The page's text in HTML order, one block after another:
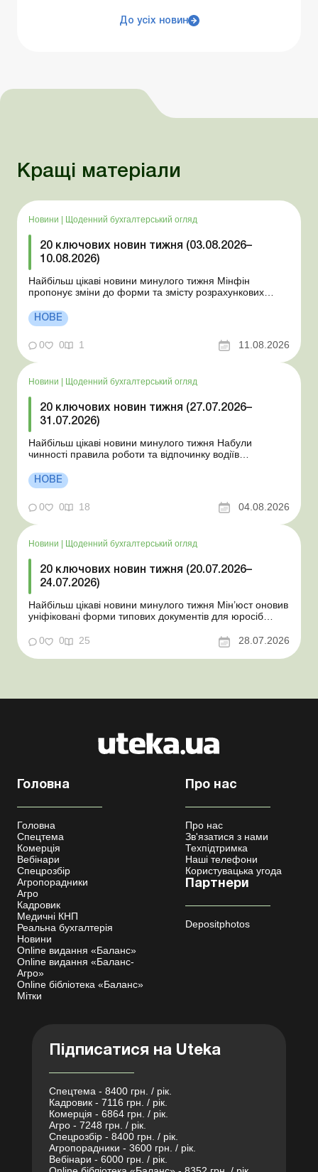
До усіх новин
Кращі матеріали
Новини | Щоденний бухгалтерський огляд
20 ключових новин тижня (03.08.2026–
10.08.2026)
Найбільш цікаві новини минулого тижня Мінфін
пропонує зміни до форми та змісту розрахункових
практичних ситуацій: лист від 10.07.2026 НБУ
унормовав порядок примусового списання коштів без
нової Об’є...
НОВЕ
0 0 1 11.08.2026
Новини Щоденний бухгалтерський огляд
20 ключових новин тижня (27.07.2026–
31.07.2026)
Найбільш цікаві новини минулого тижня Набули
чинності правила роботи та відпочинку водіїв
стан Для сільгосппідприємств і ФОП запроваджено нові
одноразові статистичні форми З 2 серпня змінюється
порядок зарахування окремих періодів роботи до стр...
НОВЕ
0 0 18 04.08.2026
Новини Щоденний бухгалтерський огляд
20 ключових новин тижня (20.07.2026–
24.07.2026)
Найбільш цікаві новини минулого тижня Мін’юст оновив
уніфіковані форми типових документів для юросіб
координаційного центру з організації бронювання У
працівника виявлено статус «у розшуку»: що потрібно
знати роботодавцям Закон про ВП...
0 0 25 28.07.2026
Головна
Головна
Спецтема
Комерція
Вебінари
Спецрозбір
Агропорадники
Агро
Кадровик
Медичні КНП
Реальна бухгалтерія
Новини
Online видання «Баланс»
Online видання «Баланс-
Агро»
Online бібліотека «Баланс»
Мітки
Про нас
Про нас
Зв'язатися з нами
Техпідтримка
Наші телефони
Користувацька угода
Партнери
Depositphotos
Підписатися на Uteka
Спецтема - 8400 грн. / рік.
Кадровик - 7116 грн. / рік.
Комерція - 6864 грн. / рік.
Агро - 7248 грн. / рік.
Спецрозбір - 8400 грн. / рік.
Агропорадники - 3600 грн. / рік.
Вебінари - 6000 грн. / рік.